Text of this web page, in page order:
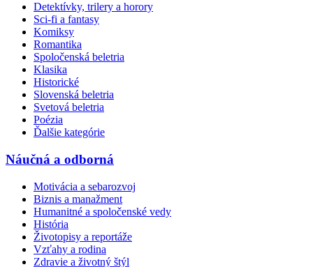
Detektívky, trilery a horory
Sci-fi a fantasy
Komiksy
Romantika
Spoločenská beletria
Klasika
Historické
Slovenská beletria
Svetová beletria
Poézia
Ďalšie kategórie
Náučná a odborná
Motivácia a sebarozvoj
Biznis a manažment
Humanitné a spoločenské vedy
História
Životopisy a reportáže
Vzťahy a rodina
Zdravie a životný štýl